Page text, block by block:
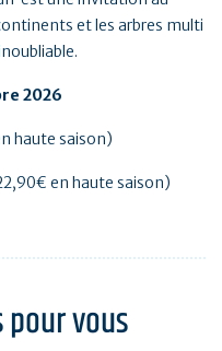
et les arbres multi
2026
haute saison)
en haute saison)
pour vous